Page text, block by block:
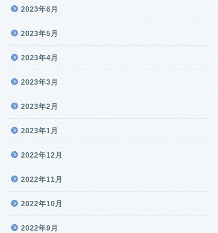
2023年6月
2023年5月
2023年4月
2023年3月
2023年2月
2023年1月
2022年12月
2022年11月
2022年10月
2022年9月